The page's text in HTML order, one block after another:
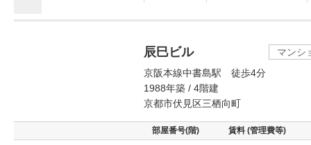
辰巳ビル
マンシ
京阪本線中書島駅 徒歩4分
1988年築 / 4階建
京都市伏見区三栖向町
部屋番号(階) 賃料 (管理費等)